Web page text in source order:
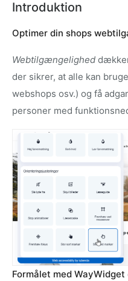
Introduktion
Optimer din shops
Webtilgængelighed
der sikrer, at alle kan
webshops osv.) og få
personer med
Formålet med WayWidget